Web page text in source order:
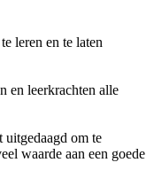
leren en te laten
en leerkrachten alle
om te
waarde aan een goede